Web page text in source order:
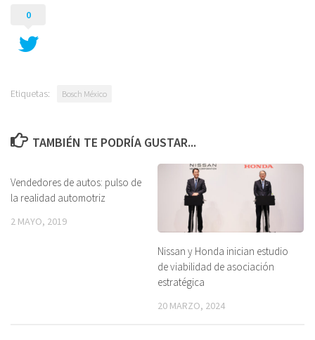
0
Etiquetas: Bosch México
TAMBIÉN TE PODRÍA GUSTAR...
Vendedores de autos: pulso de
la realidad automotriz
2 MAYO, 2019
Nissan y Honda inician estudio
de viabilidad de asociación
estratégica
20 MARZO, 2024